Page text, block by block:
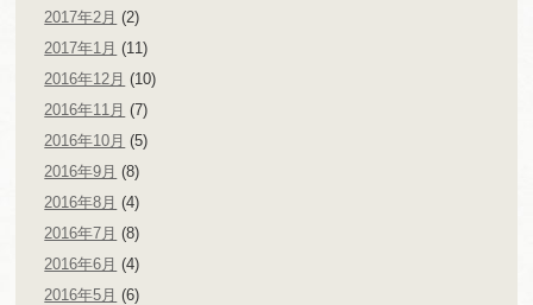
2017年2月 (2)
2017年1月 (11)
2016年12月 (10)
2016年11月 (7)
2016年10月 (5)
2016年9月 (8)
2016年8月 (4)
2016年7月 (8)
2016年6月 (4)
2016年5月 (6)